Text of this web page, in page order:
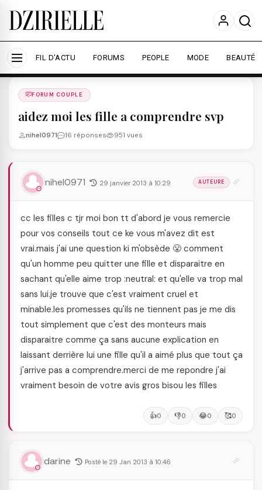
Nous utilisons des cookies pour améliorer votre
expérience et mesurer l'audience.
En savoir plus
Accepter tout Personnaliser
FIL D'ACTU FORUMS PEOPLE MODE BEAUTÉ
Forums
FORUM COUPLE
aidez moi les fille a comprendre svp
nihel0971 16 réponses 951 vues
nihel0971 29 janvier 2013 à 10:29 AUTEURE
cc les filles c tjr moi bon tt d'abord je vous remercie
pour vos conseils tout ce ke vous m'avez dit est
vrai.mais j'ai une question ki m'obsède 😤 comment
qu'un homme peu quitter une fille et disparaitre en
sachant qu'elle aime trop :neutral: et qu'elle va trop mal
sans lui.je trouve que c'est vraiment cruel et
minable.les promesses qu'ils ne tiennent pas je me dis
tout simplement que c'est des monteurs mais
disparaitre comme ça sans aucune explication en
laissant derrière lui une fille qu'il a aimé plus que tout ça
j'arrive pas a comprendre.merci de me repondre j'ai
vraiment besoin de votre avis gros bisou les filles
👍0 👎0 😂0 🥰0
darine Posté le 29 Jan 2013 à 10:46